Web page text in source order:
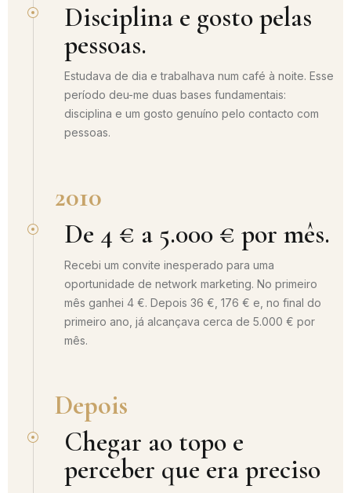
Disciplina e gosto pelas
pessoas.
Estudava de dia e trabalhava num café à noite. Esse
período deu-me duas bases fundamentais:
disciplina e um gosto genuíno pelo contacto com
pessoas.
2010
De 4 € a 5.000 € por mês.
Recebi um convite inesperado para uma
oportunidade de network marketing. No primeiro
mês ganhei 4 €. Depois 36 €, 176 € e, no final do
primeiro ano, já alcançava cerca de 5.000 € por
mês.
Depois
Chegar ao topo e
perceber que era preciso